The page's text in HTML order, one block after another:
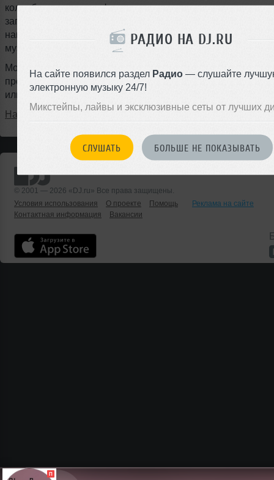
РАДИО НА DJ.RU
На сайте появился раздел Радио — слушайте
электронную музыку 24/7!
Микстейпы, лайвы и эксклюзивные сеты от лучших
СЛУШАТЬ БОЛЬШЕ НЕ ПОКАЗЫВАТЬ
коллаборации, туры, фестивали, подписание контрактов
запуск собственного лейбла, ремиксы, радиошоу, мастер-
награды, смена стиля или любые другие события из мира
музыки.
Можно писать на любом языке, даже с ошибками — наш
профессионально оформит материал и опубликует
или на следующий день.
Написать в @DjruBot
© 2001 — 2026 «DJ.ru» Все права защищены.
Условия использования
О проекте Помощь
Реклама на сайте
Контактная информация
Вакансии
П